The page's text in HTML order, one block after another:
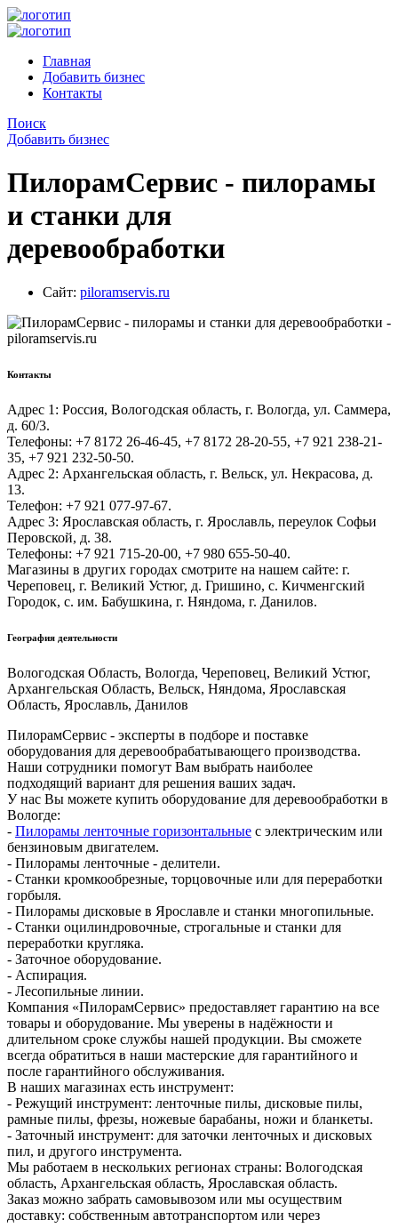
Главная
Добавить бизнес
Контакты
Поиск
Добавить бизнес
ПилорамСервис - пилорамы
и станки для
деревообработки
Сайт: piloramservis.ru
Контакты
Адрес 1: Россия, Вологодская область, г. Вологда, ул. Саммера,
д. 60/3.
Телефоны: +7 8172 26-46-45, +7 8172 28-20-55, +7 921 238-21-
35, +7 921 232-50-50.
Адрес 2: Архангельская область, г. Вельск, ул. Некрасова, д.
13.
Телефон: +7 921 077-97-67.
Адрес 3: Ярославская область, г. Ярославль, переулок Софьи
Перовской, д. 38.
Телефоны: +7 921 715-20-00, +7 980 655-50-40.
Магазины в других городах смотрите на нашем сайте: г.
Череповец, г. Великий Устюг, д. Гришино, с. Кичменгский
Городок, с. им. Бабушкина, г. Няндома, г. Данилов.
География деятельности
Вологодская Область, Вологда, Череповец, Великий Устюг,
Архангельская Область, Вельск, Няндома, Ярославская
Область, Ярославль, Данилов
ПилорамСервис - эксперты в подборе и поставке
оборудования для деревообрабатывающего производства.
Наши сотрудники помогут Вам выбрать наиболее
подходящий вариант для решения ваших задач.
У нас Вы можете купить оборудование для деревообработки в
Вологде:
- Пилорамы ленточные горизонтальные с электрическим или
бензиновым двигателем.
- Пилорамы ленточные - делители.
- Станки кромкообрезные, торцовочные или для переработки
горбыля.
- Пилорамы дисковые в Ярославле и станки многопильные.
- Станки оцилиндровочные, строгальные и станки для
переработки кругляка.
- Заточное оборудование.
- Аспирация.
- Лесопильные линии.
Компания «ПилорамСервис» предоставляет гарантию на все
товары и оборудование. Мы уверены в надёжности и
длительном сроке службы нашей продукции. Вы сможете
всегда обратиться в наши мастерские для гарантийного и
после гарантийного обслуживания.
В наших магазинах есть инструмент:
- Режущий инструмент: ленточные пилы, дисковые пилы,
рамные пилы, фрезы, ножевые барабаны, ножи и бланкеты.
- Заточный инструмент: для заточки ленточных и дисковых
пил, и другого инструмента.
Мы работаем в нескольких регионах страны: Вологодская
область, Архангельская область, Ярославская область.
Заказ можно забрать самовывозом или мы осуществим
доставку: собственным автотранспортом или через